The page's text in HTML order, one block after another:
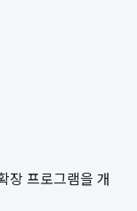
장 프로그램을 개